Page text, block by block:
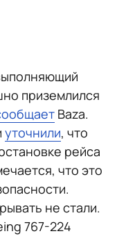
приземлился
Baza.
уточнили, что
рейса
что это
не стали.
767-224